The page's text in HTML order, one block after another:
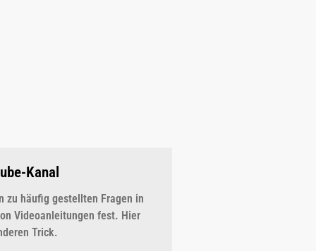
Kanal
zu häufig gestellten Fragen in
Videoanleitungen fest. Hier
Trick.